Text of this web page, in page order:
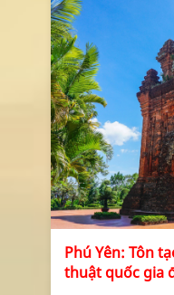
Phú Yên: Tôn
thuật quốc gia